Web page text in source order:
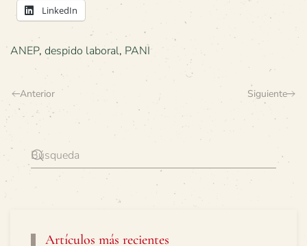
LinkedIn
ANEP, despido laboral, PANI
Anterior Siguiente
Artículos más recientes